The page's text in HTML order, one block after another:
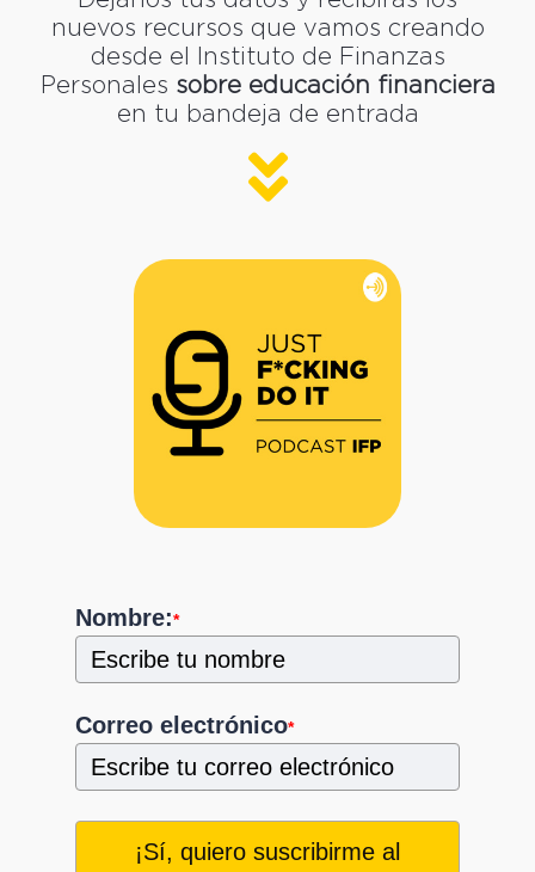
nuevos recursos que vamos creando
desde el Instituto de Finanzas
Personales sobre educación financiera
en tu bandeja de entrada
Nombre:*
Correo electrónico*
¡Sí, quiero suscribirme al